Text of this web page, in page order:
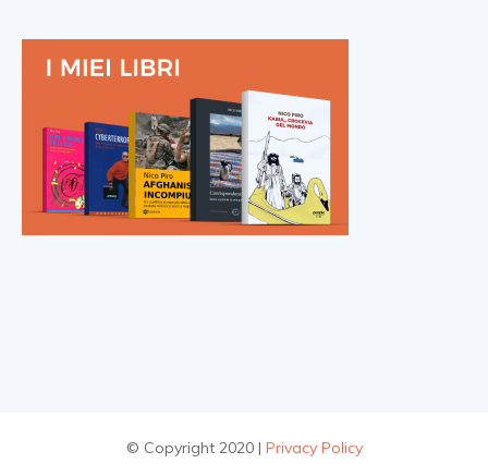
© Copyright 2020 | Privacy Policy